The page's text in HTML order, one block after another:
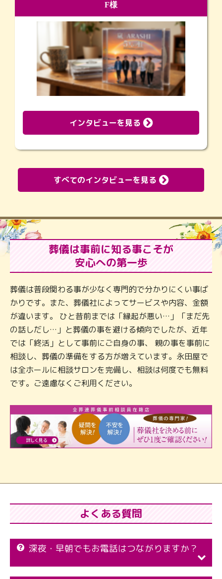
F様
インタビューを見る
すべてのインタビューを見る
葬儀は事前に知る事こそが
安心への第一歩
葬儀は普段関わる事が少なく専門的で分かりにくい事ば
かりです。また、葬儀社によってサービスや内容、金額
が違います。 ひと昔前までは「縁起が悪い…」「まだ先
の話しだし…」と葬儀の事を避ける傾向でしたが、近年
では「終活」として事前にご自身の事、 親の事を事前に
相談し、葬儀の準備をする方が増えています。永田屋で
は全ホールに相談サロンを完備し、相談は何度でも無料
です。ご遠慮なくご利用ください。
よくある質問
深夜・早朝でもお電話はつながりますか？